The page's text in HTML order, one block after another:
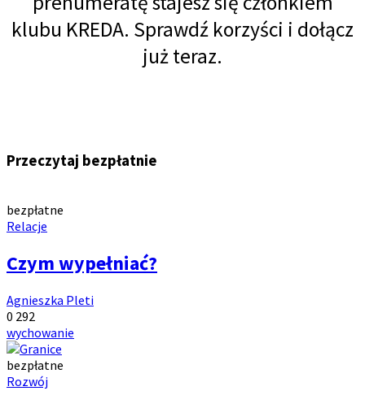
klubu KREDA. Sprawdź korzyści i dołącz
już teraz.
Przeczytaj bezpłatnie
bezpłatne
Kategoria
Relacje
Czym wypełniać?
Autor:
Agnieszka Pleti
Ilość
komentarzy:
0 Ilość
wyświetleń:
292
Tagi:
wychowanie
bezpłatne
Kategoria
Rozwój